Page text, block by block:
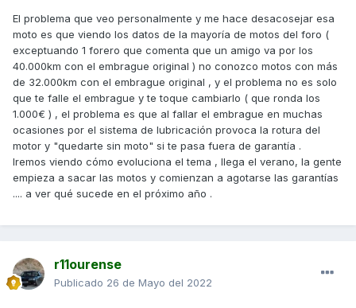
El problema que veo personalmente y me hace desacosejar esa
moto es que viendo los datos de la mayoría de motos del foro (
exceptuando 1 forero que comenta que un amigo va por los
40.000km con el embrague original ) no conozco motos con más
de 32.000km con el embrague original , y el problema no es solo
que te falle el embrague y te toque cambiarlo ( que ronda los
1.000€ ) , el problema es que al fallar el embrague en muchas
ocasiones por el sistema de lubricación provoca la rotura del
motor y "quedarte sin moto" si te pasa fuera de garantía .
Iremos viendo cómo evoluciona el tema , llega el verano, la gente
empieza a sacar las motos y comienzan a agotarse las garantías
.... a ver qué sucede en el próximo año .
r11ourense
Publicado 26 de Mayo del 2022